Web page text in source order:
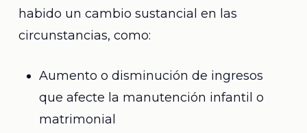
habido un cambio sustancial en las
circunstancias, como:
Aumento o disminución de ingresos
que afecte la manutención infantil o
matrimonial